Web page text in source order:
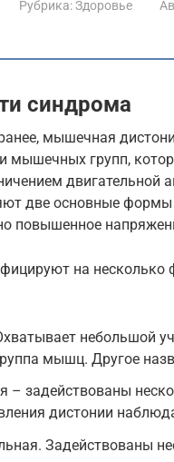
Рубрика:Здоровье
синдрома
мышечная
мышечных групп,
двигательной
две основные формы
повышенное
на несколько
небольшой
мышц. Другое
– задействованы
дистонии
Задействованы